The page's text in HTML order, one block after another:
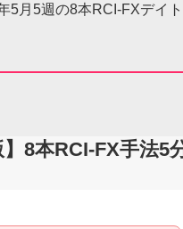
5月5週の8本RCI-FXデイ
】8本RCI-FX手法5